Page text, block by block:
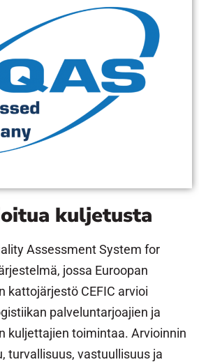
Tolonen • Lujabetoni Oy,
Jyväskylän tehdas
kuljetusta
Assessment System for
jossa Euroopan
kattojärjestö CEFIC arvioi
palveluntarjoajien ja
kuljettajien toimintaa. Arvioinnin
turvallisuus, vastuullisuus ja